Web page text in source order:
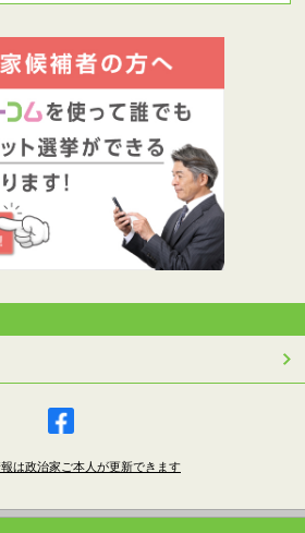
は政治家ご本人が更新できます